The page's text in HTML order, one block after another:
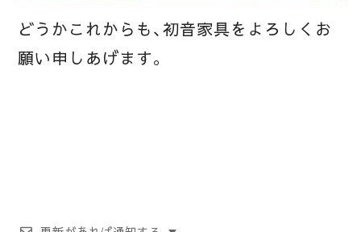
どうかこれからも、初音家具をよろしくお
願い申しあげます。